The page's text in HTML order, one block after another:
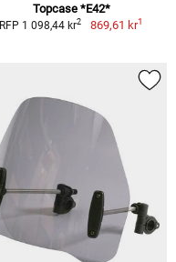
Topcase *E42*
RFP 1 098,44 kr2 869,61 kr1